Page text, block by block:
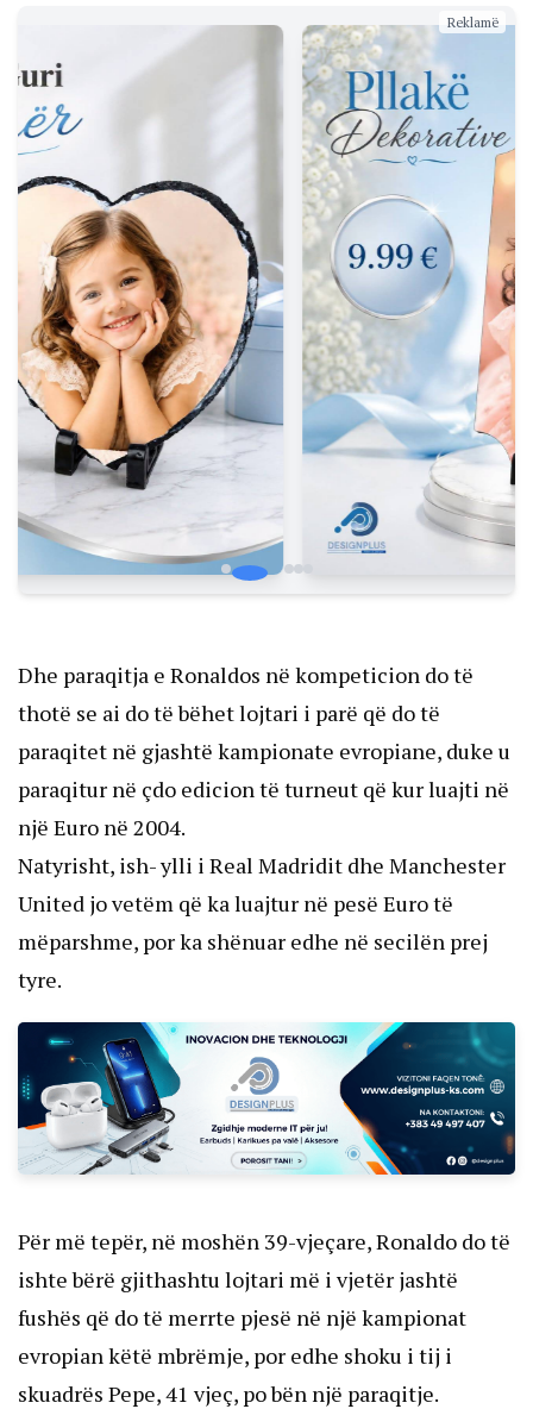
Reklamë
Dhe paraqitja e Ronaldos në kompeticion do të
thotë se ai do të bëhet lojtari i parë që do të
paraqitet në gjashtë kampionate evropiane, duke u
paraqitur në çdo edicion të turneut që kur luajti në
një Euro në 2004.
Natyrisht, ish- ylli i Real Madridit dhe Manchester
United jo vetëm që ka luajtur në pesë Euro të
mëparshme, por ka shënuar edhe në secilën prej
tyre.
Për më tepër, në moshën 39-vjeçare, Ronaldo do të
ishte bërë gjithashtu lojtari më i vjetër jashtë
fushës që do të merrte pjesë në një kampionat
evropian këtë mbrëmje, por edhe shoku i tij i
skuadrës Pepe, 41 vjeç, po bën një paraqitje.